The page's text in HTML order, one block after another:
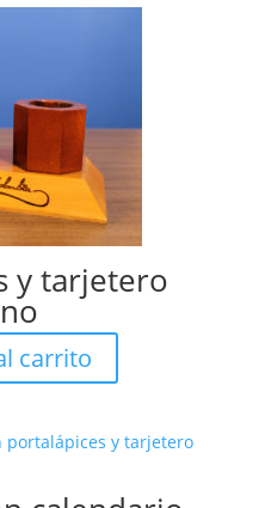
y tarjetero
carrito